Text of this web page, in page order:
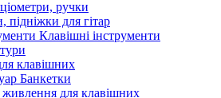
ручки
підніжки для гітар
Клавішні інструменти
клавішних
Банкетки
для клавішних